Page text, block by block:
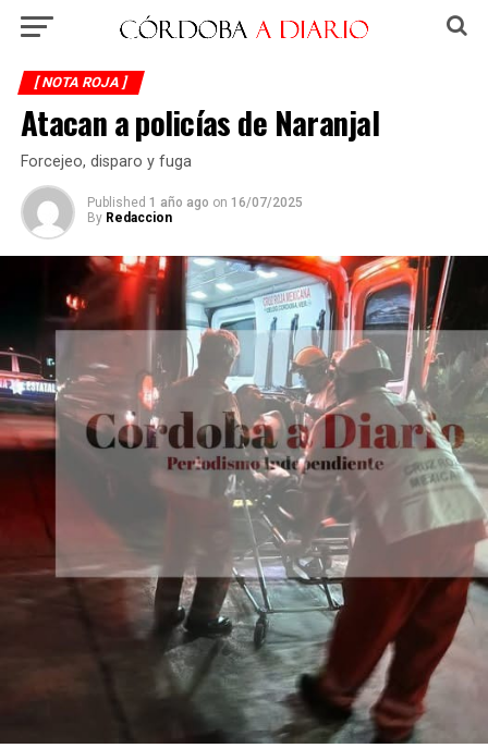
[ NOTA ROJA ]
Atacan a policías de Naranjal
Forcejeo, disparo y fuga
Published 1 año ago on 16/07/2025
By Redaccion